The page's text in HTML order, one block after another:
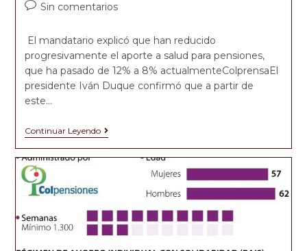
Sin comentarios
El mandatario explicó que han reducido
progresivamente el aporte a salud para pensiones,
que ha pasado de 12% a 8% actualmenteColprensaEl
presidente Iván Duque confirmó que a partir de
este…
Continuar Leyendo